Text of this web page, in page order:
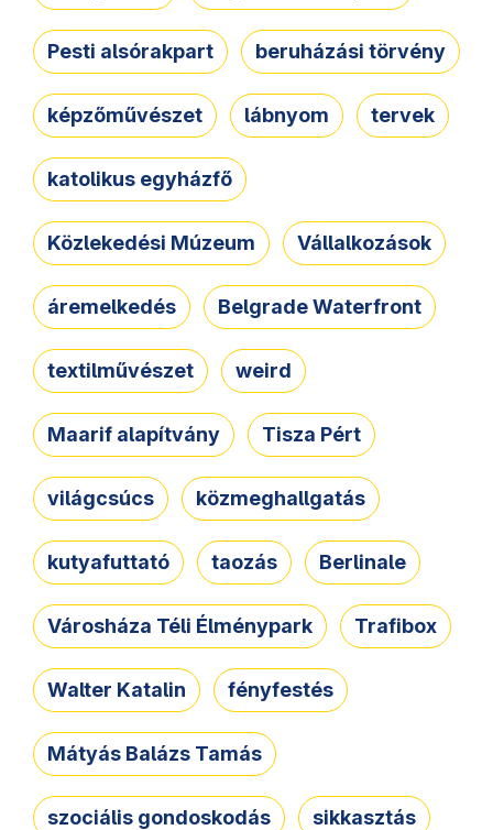
Pesti alsórakpart beruházási törvény
képzőművészet lábnyom tervek
katolikus egyházfő
Közlekedési Múzeum Vállalkozások
áremelkedés Belgrade Waterfront
textilművészet weird
Maarif alapítvány Tisza Pért
világcsúcs közmeghallgatás
kutyafuttató taozás Berlinale
Városháza Téli Élménypark Trafibox
Walter Katalin fényfestés
Mátyás Balázs Tamás
szociális gondoskodás sikkasztás